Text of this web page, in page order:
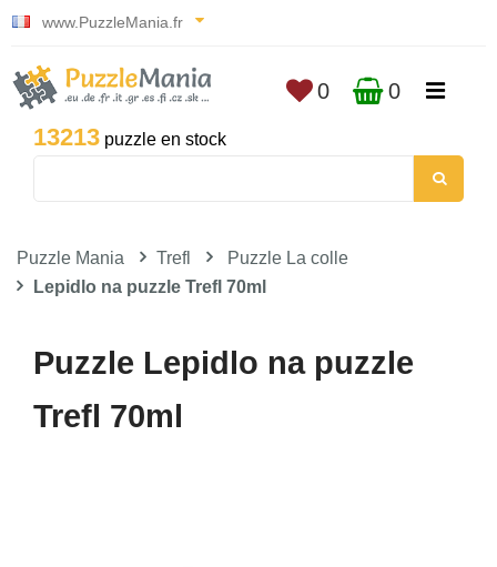
www.PuzzleMania.fr
13213 puzzle en stock
0 0
Puzzle Mania Trefl
Puzzle La colle
Lepidlo na puzzle Trefl 70ml
Puzzle Lepidlo na puzzle
Trefl 70ml